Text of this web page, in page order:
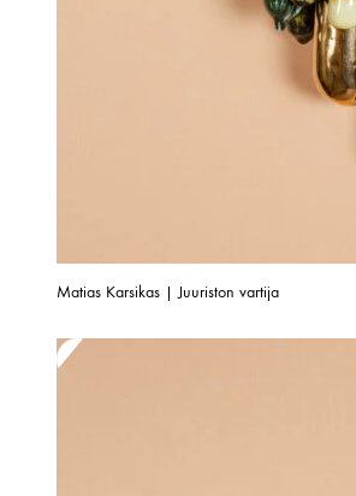
Matias Karsikas | Juuriston vartija